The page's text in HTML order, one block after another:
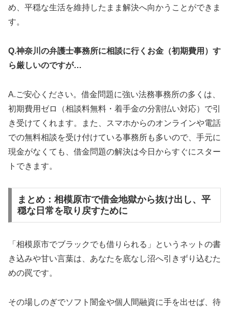
め、平穏な生活を維持したまま解決へ向かうことができま
す。
Q.神奈川の弁護士事務所に相談に行くお金（初期費用）す
ら厳しいのですが…
A.ご安心ください。借金問題に強い法務事務所の多くは、
初期費用ゼロ（相談料無料・着手金の分割払い対応）で引
き受けてくれます。また、スマホからのオンラインや電話
での無料相談を受け付けている事務所も多いので、手元に
現金がなくても、借金問題の解決は今日からすぐにスター
トできます。
まとめ：相模原市で借金地獄から抜け出し、平
穏な日常を取り戻すために
「相模原市でブラックでも借りられる」というネットの書
き込みや甘い言葉は、あなたを底なし沼へ引きずり込むた
めの罠です。
その場しのぎでソフト闇金や個人間融資に手を出せば、待